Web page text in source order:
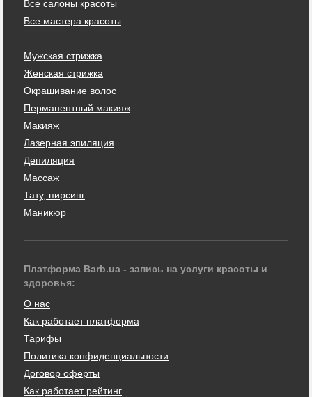
Все салоны красоты
Все мастера красоты
Мужская стрижка
Женская стрижка
Окрашивание волос
Перманентный макияж
Макияж
Лазерная эпиляция
Депиляция
Массаж
Тату, пирсинг
Маникюр
Платформа Barb.ua - запись на услуги красоты и
здоровья:
О нас
Как работает платформа
Тарифы
Политика конфиденциальности
Договор оферты
Как работает рейтинг